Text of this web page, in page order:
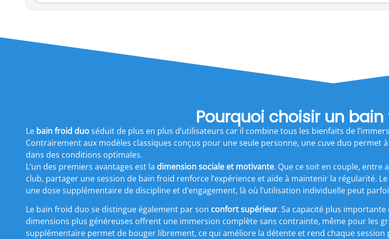
Pourquoi choisir un
Le bain froid duoséduit de plus en plus d’utilisateurs car il combine tous les bienfaits de
Contrairement aux modèles classiques conçus pour une seule personne, une cuve duo
dans des conditions optimales.
L’un des premiers avantages est la dimension sociale et motivante. Que ce soit en couple, entre
club, partager une session de bain froid renforce l’expérience et aide à maintenir la régularité.
une dose supplémentaire de discipline et d’engagement, là où l’utilisation individuelle peut
Le bain froid duo se distingue également par son confort supérieur. Sa capacité plus importante
dimensions plus généreuses offrent une immersion complète sans contrainte, même pour les
supplémentaire permet de bouger librement, ce qui améliore la détente et rend chaque session